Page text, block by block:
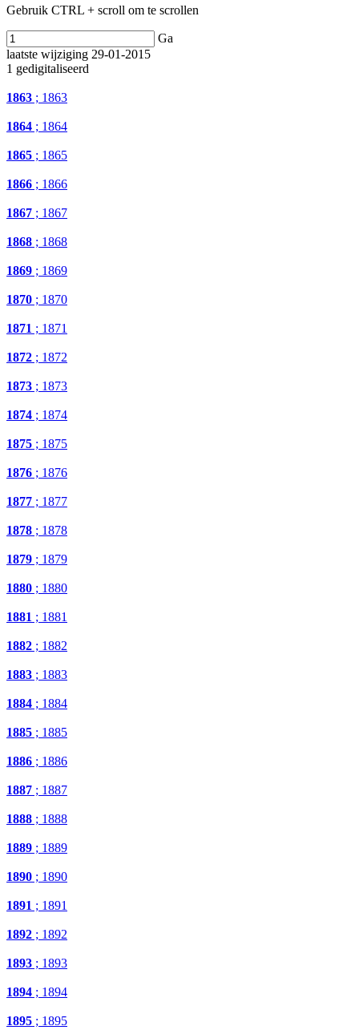
Gebruik CTRL + scroll om te scrollen
Ga
laatste wijziging 29-01-2015
1 gedigitaliseerd
1863 ; 1863
1864 ; 1864
1865 ; 1865
1866 ; 1866
1867 ; 1867
1868 ; 1868
1869 ; 1869
1870 ; 1870
1871 ; 1871
1872 ; 1872
1873 ; 1873
1874 ; 1874
1875 ; 1875
1876 ; 1876
1877 ; 1877
1878 ; 1878
1879 ; 1879
1880 ; 1880
1881 ; 1881
1882 ; 1882
1883 ; 1883
1884 ; 1884
1885 ; 1885
1886 ; 1886
1887 ; 1887
1888 ; 1888
1889 ; 1889
1890 ; 1890
1891 ; 1891
1892 ; 1892
1893 ; 1893
1894 ; 1894
1895 ; 1895